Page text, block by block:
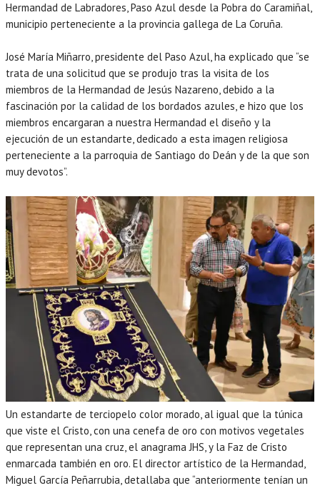
Hermandad de Labradores, Paso Azul desde la Pobra do Caramiñal,
municipio perteneciente a la provincia gallega de La Coruña.
José María Miñarro, presidente del Paso Azul, ha explicado que “se
trata de una solicitud que se produjo tras la visita de los
miembros de la Hermandad de Jesús Nazareno, debido a la
fascinación por la calidad de los bordados azules, e hizo que los
miembros encargaran a nuestra Hermandad el diseño y la
ejecución de un estandarte, dedicado a esta imagen religiosa
perteneciente a la parroquia de Santiago do Deán y de la que son
muy devotos”.
Un estandarte de terciopelo color morado, al igual que la túnica
que viste el Cristo, con una cenefa de oro con motivos vegetales
que representan una cruz, el anagrama JHS, y la Faz de Cristo
enmarcada también en oro. El director artístico de la Hermandad,
Miguel García Peñarrubia, detallaba que “anteriormente tenían un